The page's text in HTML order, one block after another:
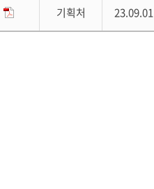
기획처 23.09.01